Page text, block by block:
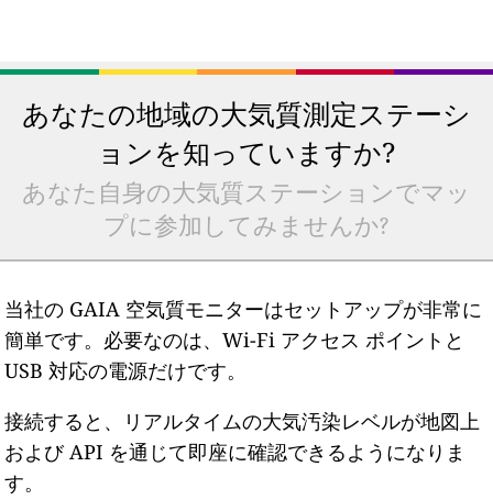
あなたの地域の大気質測定ステーシ
ョンを知っていますか?
あなた自身の大気質ステーションでマッ
プに参加してみませんか?
当社の GAIA 空気質モニターはセットアップが非常に
簡単です。必要なのは、Wi-Fi アクセス ポイントと
USB 対応の電源だけです。
接続すると、リアルタイムの大気汚染レベルが地図上
および API を通じて即座に確認できるようになりま
す。